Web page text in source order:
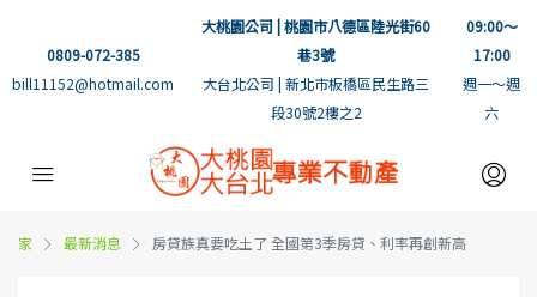
0809-072-385
bill11152@hotmail.com
大桃園公司 | 桃園市八德區陸光街60
巷3號
大台北公司 | 新北市板橋區民生路三
段30號2樓之2
09:00～
17:00
週一～週
六
家 最新消息 房貸族真要吃土了 全國第3季房貸、利率再創新高